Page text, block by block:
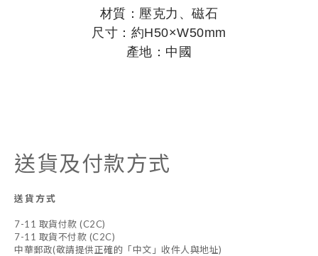
材質：壓克力、磁石
尺寸：約H50×W50mm
產地：中國
送貨及付款方式
送貨方式
7-11 取貨付款 (C2C)
7-11 取貨不付款 (C2C)
中華郵政(敬請提供正確的「中文」收件人與地址)